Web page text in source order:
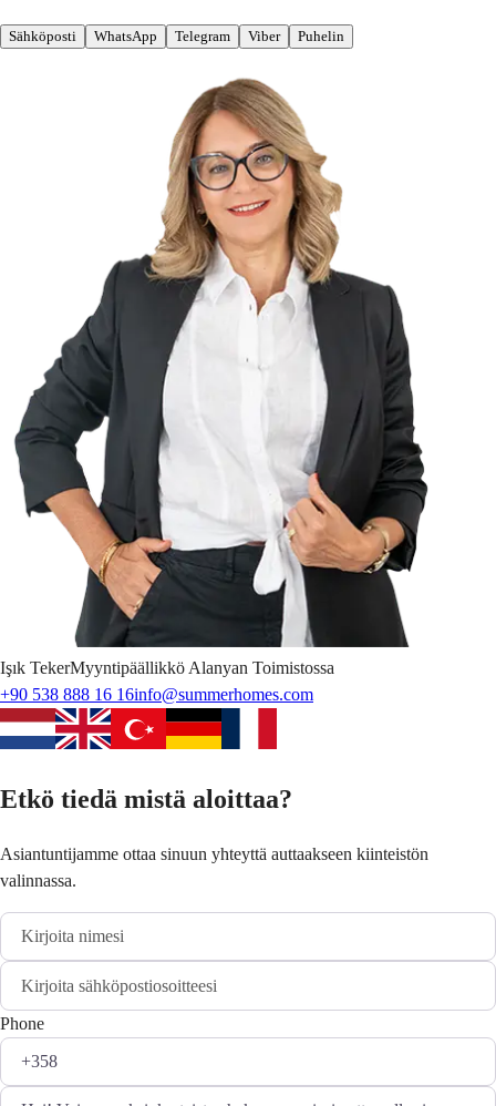
Sähköposti WhatsApp Telegram Viber Puhelin
Işık TekerMyyntipäällikkö Alanyan Toimistossa
+90 538 888 16 16info@summerhomes.com
Etkö tiedä mistä aloittaa?
Asiantuntijamme ottaa sinuun yhteyttä auttaakseen kiinteistön
valinnassa.
Phone